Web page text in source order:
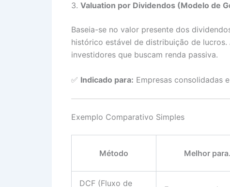
3. Valuation por Dividendos (Modelo de
Baseia-se no valor presente dos
histórico estável de distribuição de
investidores que buscam renda passiva.
✅ Indicado para: Empresas consolidadas
Exemplo Comparativo Simples
Método Melhor
DCF (Fluxo de